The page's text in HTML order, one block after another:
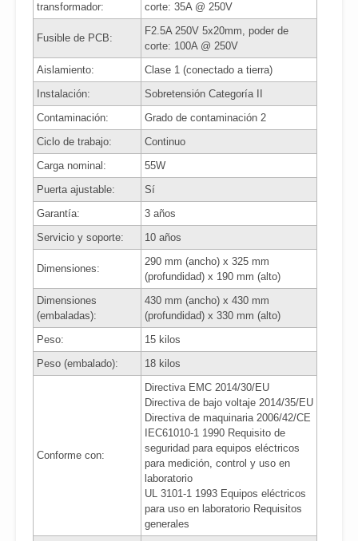
transformador:
corte: 35A @ 250V
Fusible de PCB:
F2.5A 250V 5x20mm, poder de
corte: 100A @ 250V
Aislamiento:
Clase 1 (conectado a tierra)
Instalación:
Sobretensión Categoría II
Contaminación:
Grado de contaminación 2
Ciclo de trabajo:
Continuo
Carga nominal:
55W
Puerta ajustable:
Sí
Garantía:
3 años
Servicio y soporte:
10 años
Dimensiones:
290 mm (ancho) x 325 mm
(profundidad) x 190 mm (alto)
Dimensiones
(embaladas):
430 mm (ancho) x 430 mm
(profundidad) x 330 mm (alto)
Peso:
15 kilos
Peso (embalado):
18 kilos
Conforme con:
Directiva EMC 2014/30/EU
Directiva de bajo voltaje 2014/35/EU
Directiva de maquinaria 2006/42/CE
IEC61010-1 1990 Requisito de
seguridad para equipos eléctricos
para medición, control y uso en
laboratorio
UL 3101-1 1993 Equipos eléctricos
para uso en laboratorio Requisitos
generales